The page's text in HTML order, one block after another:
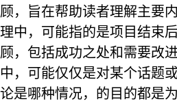
顾，旨在帮助读者理解主要
理中，可能指的是项目结束
顾，包括成功之处和需要改
中，可能仅仅是对某个话题
论是哪种情况，的目的都是